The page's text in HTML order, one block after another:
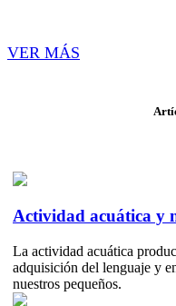
VER MÁS
Actividad acuática y
La actividad acuática
adquisición del lenguaje y
nuestros pequeños.